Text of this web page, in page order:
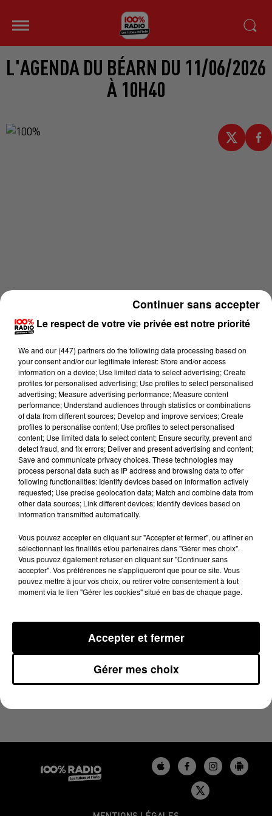
L'AGENDA DU BÉARN DU 11/06/2026
À 10H40
Lecture (1 min 14 sec)
100%
11 juin 2026 - 1 min 14 sec
L'AGENDA DU BÉARN DU 11/06/2026 À 10H40
Le respect de votre vie privée est notre priorité
We and our (447) partnersdo the following data processing based on
your consent and/or our legitimate interest: Store and/or access
information on a device; Use limited data to select advertising; Create
profiles for personalised advertising; Use profiles to select personalised
advertising; Measure advertising performance; Measure content
performance; Understand audiences through statistics or combinations
of data from different sources; Develop and improve services; Create
profiles to personalise content; Use profiles to select personalised
content; Use limited data to select content; Ensure security, prevent and
detect fraud, and fix errors; Deliver and present advertising and content;
Save and communicate privacy choices. These technologies may
process personal data such as IP address and browsing data to offer
following functionalities: Identify devices based on information actively
requested; Use precise geolocation data; Match and combine data from
other data sources; Link different devices; Identify devices based on
information transmitted automatically.
Vous pouvez accepter en cliquant sur "Accepter et fermer", ou affiner en
sélectionnant les finalités et/ou partenaires dans "Gérer mes choix".
Vous pouvez également refuser en cliquant sur "Continuer sans
accepter". Vos préférences ne s'appliqueront que pour ce site. Vous
pouvez mettre à jour vos choix, ou retirer votre consentement à tout
moment via le lien "Gérer les cookies" situé en bas de chaque page.
Gérer mes choix
Accepter et fermer
Continuer sans accepter